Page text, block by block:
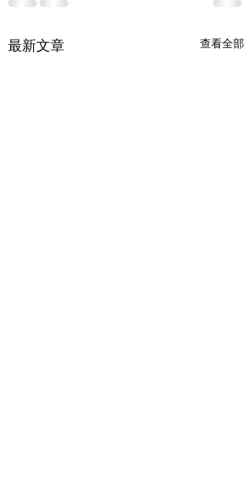
最新文章 查看全部